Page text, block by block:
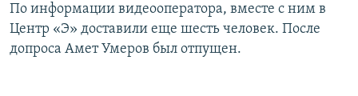
По информации видеооператора, вместе с ним в
Центр «Э» доставили еще шесть человек. После
допроса Амет Умеров был отпущен.